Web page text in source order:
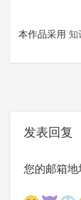
本作品采用 知
发表回复
您的邮箱地